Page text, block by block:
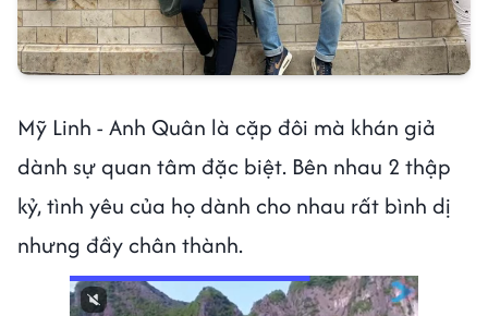
Mỹ Linh - Anh Quân là cặp đôi mà khán giả
dành sự quan tâm đặc biệt. Bên nhau 2 thập
kỷ, tình yêu của họ dành cho nhau rất bình dị
nhưng đầy chân thành.